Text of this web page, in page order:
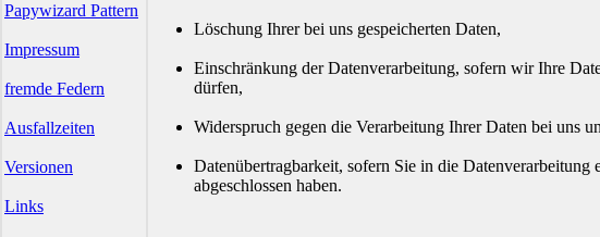
Papywizard Pattern
Impressum
fremde Federn
Ausfallzeiten
Versionen
Links
Löschung Ihrer bei uns gespeicherten Daten,
Einschränkung der Datenverarbeitung, sofern wir Ihre
dürfen,
Widerspruch gegen die Verarbeitung Ihrer Daten bei uns
Datenübertragbarkeit, sofern Sie in die
abgeschlossen haben.